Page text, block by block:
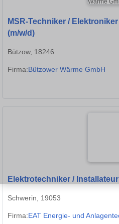
MSR-Techniker /
(m/w/d)
Bützow, 18246
Firma:Bützower Wärme GmbH
Elektrotechniker /
Schwerin, 19053
Firma:EAT Energie- und